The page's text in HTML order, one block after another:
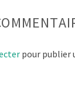
pour publier